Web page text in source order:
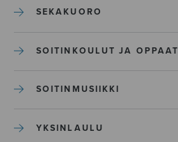
SEKAKUORO
SOITINKOULUT JA OPPAAT
SOITINMUSIIKKI
YKSINLAULU